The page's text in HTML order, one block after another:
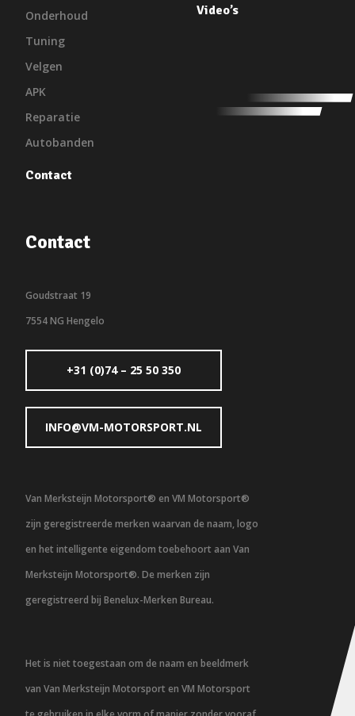
Onderhoud
Tuning
Velgen
APK
Reparatie
Autobanden
Contact
Video’s
Contact
Goudstraat 19
7554 NG Hengelo
+31 (0)74 – 25 50 350
INFO@VM-MOTORSPORT.NL
Van Merksteijn Motorsport® en VM Motorsport®
zijn geregistreerde merken waarvan de naam, logo
en het intelligente eigendom toebehoort aan Van
Merksteijn Motorsport®. De merken zijn
geregistreerd bij Benelux-Merken Bureau.
Het is niet toegestaan om de naam en beeldmerk
van Van Merksteijn Motorsport en VM Motorsport